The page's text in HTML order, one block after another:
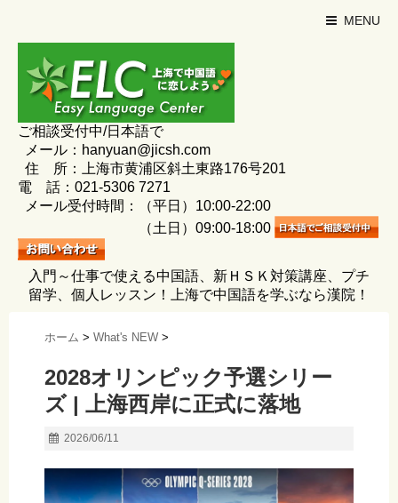
MENU
ご相談受付中/日本語で
メール：hanyuan@jicsh.com
住 所：上海市黄浦区斜土東路176号201
電 話：021-5306 7271
メール受付時間：（平日）10:00-22:00
（土日）09:00-18:00
入門～仕事で使える中国語、新ＨＳＫ対策講座、プチ
留学、個人レッスン！上海で中国語を学ぶなら漢院！
ホーム > What's NEW >
2028オリンピック予選シリー
ズ | 上海西岸に正式に落地
2026/06/11